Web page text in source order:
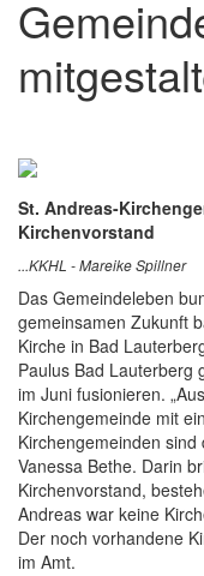
St. Andreas-
Kirchenvorstand
...KKHL - Mareike Spillner
Das Gemeindeleben
gemeinsamen Zukunft
Kirche in Bad
Paulus Bad Lauterberg
im Juni fusionieren.
Kirchengemeinde mit
Kirchengemeinden sind
Vanessa Bethe. Darin
Kirchenvorstand,
Andreas war keine
Der noch vorhandene
im Amt.